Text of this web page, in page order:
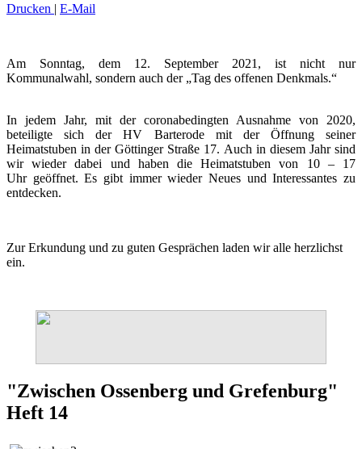
Drucken | E-Mail
Am Sonntag, dem 12. September 2021, ist nicht nur
Kommunalwahl, sondern auch der „Tag des offenen Denkmals.“
In jedem Jahr, mit der coronabedingten Ausnahme von 2020,
beteiligte sich der HV Barterode mit der Öffnung seiner
Heimatstuben in der Göttinger Straße 17. Auch in diesem Jahr sind
wir wieder dabei und haben die Heimatstuben von 10 – 17
Uhr geöffnet. Es gibt immer wieder Neues und Interessantes zu
entdecken.
Zur Erkundung und zu guten Gesprächen laden wir alle herzlichst
ein.
"Zwischen Ossenberg und Grefenburg"
Heft 14